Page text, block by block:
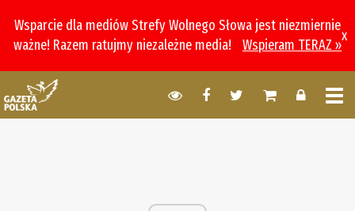
Wsparcie dla mediów Strefy Wolnego Słowa jest niezmiernie
ważne! Razem ratujmy niezależne media!
Wspieram TERAZ »
x